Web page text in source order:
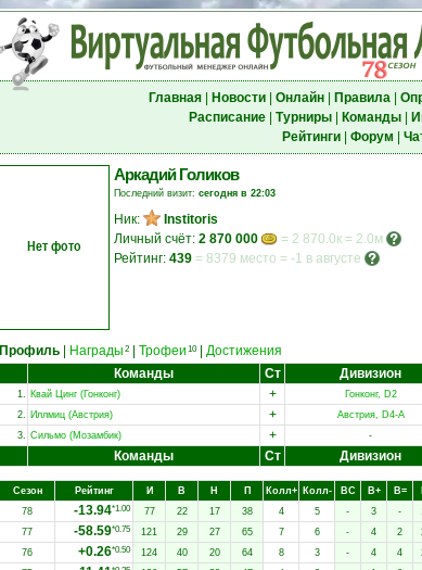
Главная| Новости| Онлайн| Правила|
Расписание| Турниры| Команды|
Рейтинги| Форум
Нет фото
Аркадий Голиков
Последний визит: сегодня в 22:03
Ник:
Institoris
Личный счёт: 2 870 000
= 2 870.0к = 2.0м
Рейтинг: 439 = 8379 место = -1 в августе
Профиль Награды 2 Трофеи 10| Достижения
Команды
Ст Дивизион
1. Квай Цинг (Гонконг) + Гонконг, D2
2. Иллмиц (Австрия) + Австрия, D4-A
3. Сильмо (Мозамбик) + -
Команды Ст Дивизион
Сезон Рейтинг И В Н П Колл+ Колл- ВC В+ В=
78
-13.94*1.00 77 22 17 38 4 5 - 3 -
77
-58.59*0.75 121 29 27 65 7 6 - 4 2
76
+0.26*0.50 124 40 20 64 8 3 - 4 4